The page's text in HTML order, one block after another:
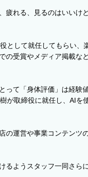
疲れる、見るのはいいけ
として就任してもらい、
の受賞やメディア掲載な
って「身体評価」は経験
が取締役に就任し、AIを
の運営や事業コンテンツ
るようスタッフ一同さら